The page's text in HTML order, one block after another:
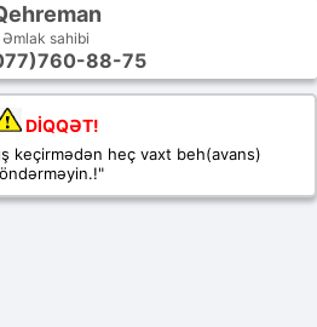
Əmlak sahibi
88-75
DİQQƏT!
keçirmədən heç vaxt beh(avans)